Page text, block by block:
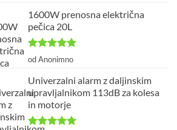
1600W prenosna električna
pečica 20L
Ocenjeno5
od Anonimno
Univerzalni alarm z daljinskim
upravljalnikom 113dB za kolesa
in motorje